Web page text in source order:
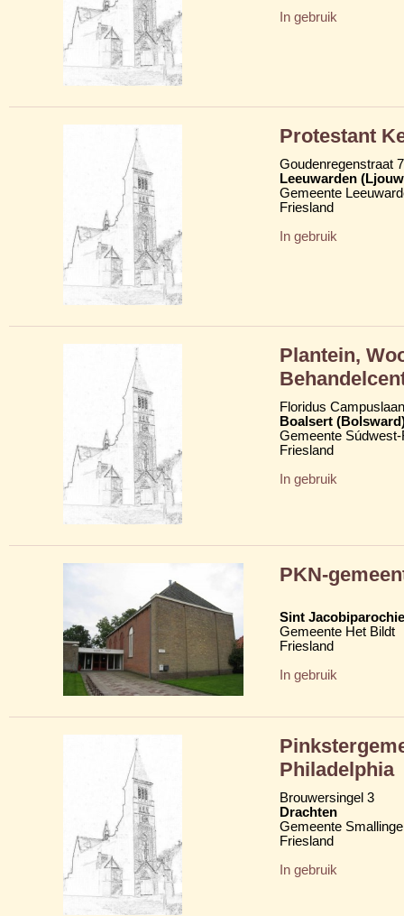
In gebruik
Protestant
Goudenregenstraat
Leeuwarden
Gemeente
Friesland
In gebruik
Plantein,
Floridus
Boalsert
Gemeente
Friesland
In gebruik
PKN-
Sint
Gemeente Het Bildt
Friesland
In gebruik
Philadelphia
Brouwersingel 3
Drachten
Gemeente
Friesland
In gebruik